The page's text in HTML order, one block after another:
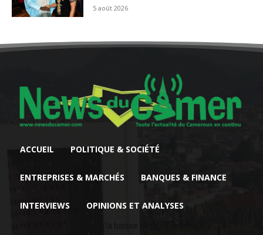
5 août 2026
ACCUEIL POLITIQUE & SOCIÉTÉ
ENTREPRISES & MARCHÉS BANQUES & FINANCE
INTERVIEWS OPINIONS ET ANALYSES